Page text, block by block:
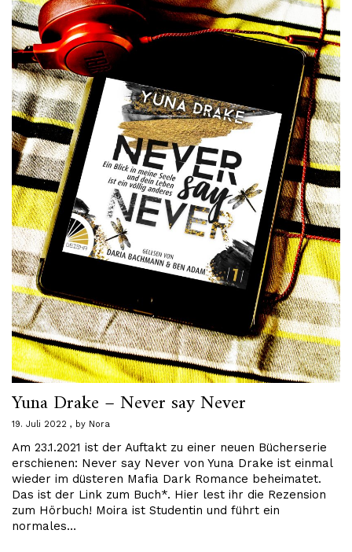
Yuna Drake – Never say Never
19. Juli 2022 by Nora
Am 23.1.2021 ist der Auftakt zu einer neuen Bücherserie
erschienen: Never say Never von Yuna Drake ist einmal
wieder im düsteren Mafia Dark Romance beheimatet.
Das ist der Link zum Buch*. Hier lest ihr die Rezension
zum Hörbuch! Moira ist Studentin und führt ein
normales…